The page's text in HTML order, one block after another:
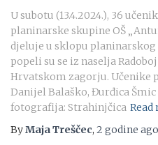
U subotu (13.4.2024.), 36
planinarske skupine OŠ
djeluje u sklopu
popeli su se iz naselja
Hrvatskom zagorju. Učenike
Danijel Balaško, Đurđica
fotografija: Strahinjčica Read
ByMaja Treščec, 2 godine ago